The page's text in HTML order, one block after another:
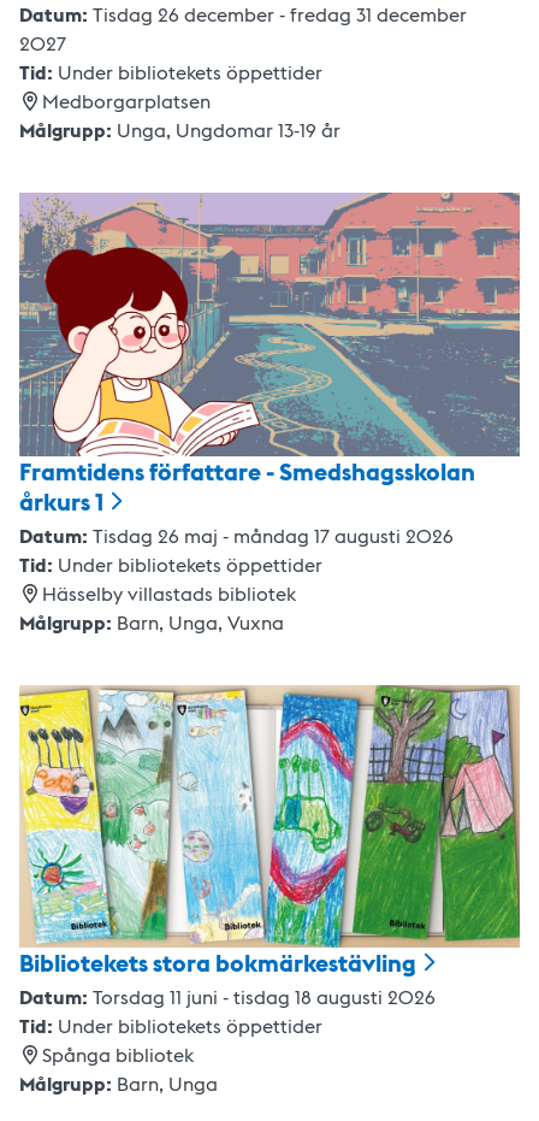
Datum: Tisdag 26 december - fredag 31 december
2027
Tid: Under bibliotekets öppettider
Medborgarplatsen
Målgrupp: Unga, Ungdomar 13-19 år
Framtidens författare - Smedshagsskolan
årkurs1
Datum: Tisdag 26 maj - måndag 17 augusti 2026
Tid: Under bibliotekets öppettider
Hässelby villastads bibliotek
Målgrupp: Barn, Unga, Vuxna
Bibliotekets stora bokmärkestävling
Datum: Torsdag 11 juni - tisdag 18 augusti 2026
Tid: Under bibliotekets öppettider
Spånga bibliotek
Målgrupp: Barn, Unga